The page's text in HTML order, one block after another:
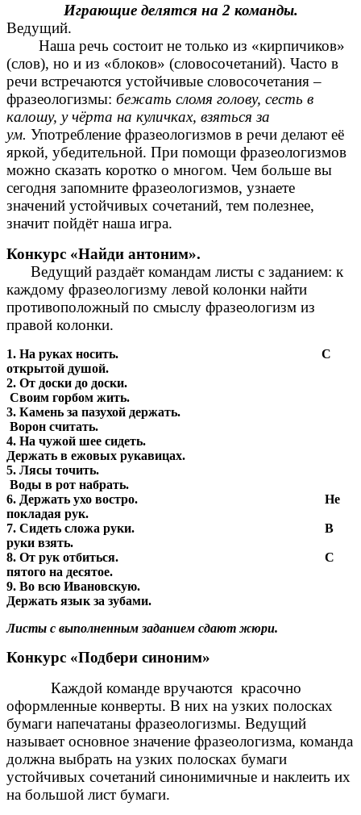
Играющие делятся на 2 команды.
Ведущий.
Наша речь состоит не только из «кирпичиков»
(слов), но и из «блоков» (словосочетаний). Часто в
речи встречаются устойчивые словосочетания –
фразеологизмы: бежать сломя голову, сесть в
калошу, у чёрта на куличках, взяться за
ум. Употребление фразеологизмов в речи делают её
яркой, убедительной. При помощи фразеологизмов
можно сказать коротко о многом. Чем больше вы
сегодня запомните фразеологизмов, узнаете
значений устойчивых сочетаний, тем полезнее,
значит пойдёт наша игра.
Конкурс «Найди антоним».
Ведущий раздаёт командам листы с заданием: к
каждому фразеологизму левой колонки найти
противоположный по смыслу фразеологизм из
правой колонки.
1. На руках носить. С
открытой душой.
2. От доски до доски.
Своим горбом жить.
3. Камень за пазухой держать.
Ворон считать.
4. На чужой шее сидеть.
Держать в ежовых рукавицах.
5. Лясы точить.
Воды в рот набрать.
6. Держать ухо востро. Не
покладая рук.
7. Сидеть сложа руки. В
руки взять.
8. От рук отбиться. С
пятого на десятое.
9. Во всю Ивановскую.
Держать язык за зубами.
Листы с выполненным заданием сдают жюри.
Конкурс «Подбери синоним»
Каждой команде вручаются красочно
оформленные конверты. В них на узких полосках
бумаги напечатаны фразеологизмы. Ведущий
называет основное значение фразеологизма, команда
должна выбрать на узких полосках бумаги
устойчивых сочетаний синонимичные и наклеить их
на большой лист бумаги.